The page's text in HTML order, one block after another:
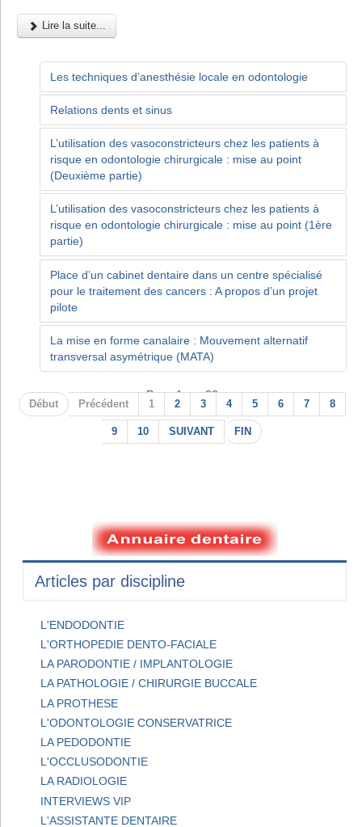
Lire la suite...
Les techniques d’anesthésie locale en odontologie
Relations dents et sinus
L’utilisation des vasoconstricteurs chez les patients à
risque en odontologie chirurgicale : mise au point
(Deuxième partie)
L’utilisation des vasoconstricteurs chez les patients à
risque en odontologie chirurgicale : mise au point (1ère
partie)
Place d’un cabinet dentaire dans un centre spécialisé
pour le traitement des cancers : A propos d’un projet
pilote
La mise en forme canalaire : Mouvement alternatif
transversal asymétrique (MATA)
Page 1 sur 22
Début Précédent 1 2 3 4 5 6 7 8
9 10 SUIVANT FIN
Articles par discipline
L'ENDODONTIE
L'ORTHOPEDIE DENTO-FACIALE
LA PARODONTIE / IMPLANTOLOGIE
LA PATHOLOGIE / CHIRURGIE BUCCALE
LA PROTHESE
L'ODONTOLOGIE CONSERVATRICE
LA PEDODONTIE
L'OCCLUSODONTIE
LA RADIOLOGIE
INTERVIEWS VIP
L'ASSISTANTE DENTAIRE